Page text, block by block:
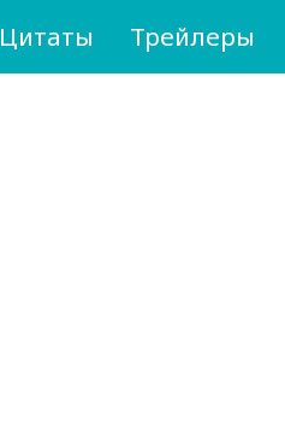
Цитаты Трейлеры